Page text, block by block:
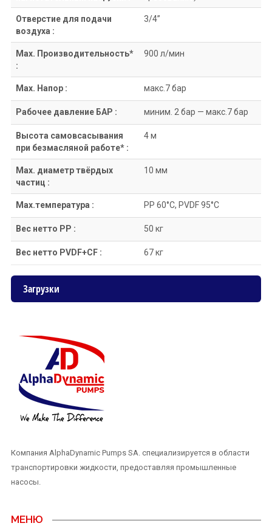
Отверстие для подачи
воздуха :
3/4”
Max. Производительность*
:
900 л/мин
Max. Напор : макс.7 бар
Рабочее давление БАР : миним. 2 бар — макс.7 бар
Высота самовсасывания
при безмасляной работе* :
4 м
Max. диаметр твёрдых
частиц :
10 мм
Max.температура : PP 60°C, PVDF 95°C
Вес нетто PP : 50 кг
Вес нетто PVDF+CF : 67 кг
Загрузки
Компания AlphaDynamic Pumps SA. специализируется в области
транспортировки жидкости, предоставляя промышленные
насосы.
МЕНЮ